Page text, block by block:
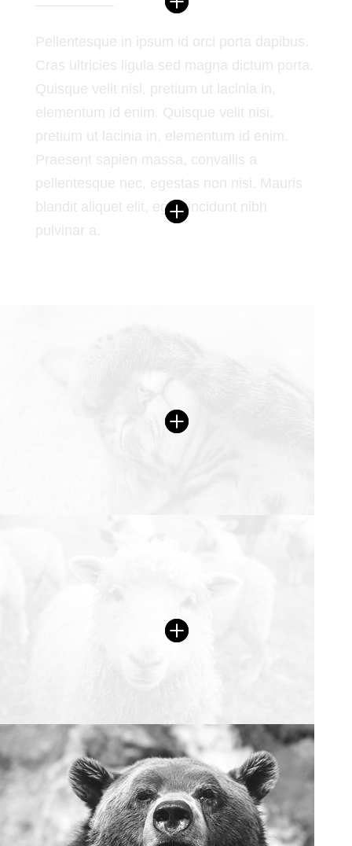
Pellentesque in ipsum id orci porta dapibus.
Cras ultricies ligula sed magna dictum porta.
Quisque velit nisi, pretium ut lacinia in,
elementum id enim. Quisque velit nisi,
pretium ut lacinia in, elementum id enim.
Praesent sapien massa, convallis a
pellentesque nec, egestas non nisi. Mauris
blandit aliquet elit, eget tincidunt nibh
pulvinar a.